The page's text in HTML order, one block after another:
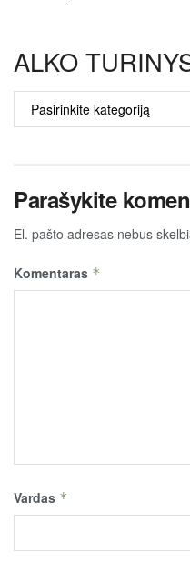
ALKO
ALKO
TURINYS
Parašykite
El. pašto adresas nebus
Komentaras *
Vardas *